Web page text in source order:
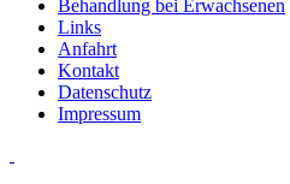
Behandlung bei Erwachsenen
Links
Anfahrt
Kontakt
Datenschutz
Impressum